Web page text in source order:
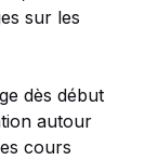
sur les
dès début
autour
cours